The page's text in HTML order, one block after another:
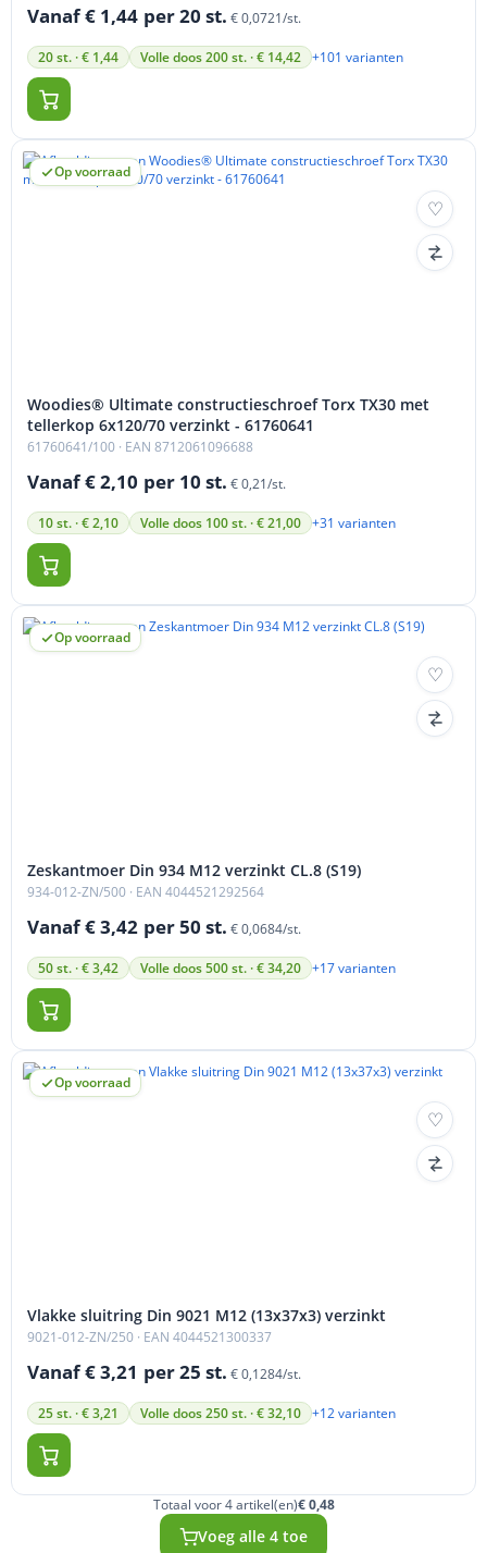
Vanaf € 1,44 per 20 st. € 0,0721/st.
20 st. · € 1,44 Volle doos 200 st. · € 14,42 +101 varianten
Op voorraad
Woodies® Ultimate constructieschroef Torx TX30 met
tellerkop 6x120/70 verzinkt - 61760641
61760641/100 · EAN 8712061096688
Vanaf € 2,10 per 10 st. € 0,21/st.
10 st. · € 2,10 Volle doos 100 st. · € 21,00 +31 varianten
Op voorraad
Zeskantmoer Din 934 M12 verzinkt CL.8 (S19)
934-012-ZN/500 · EAN 4044521292564
Vanaf € 3,42 per 50 st. € 0,0684/st.
50 st. · € 3,42 Volle doos 500 st. · € 34,20 +17 varianten
Op voorraad
Vlakke sluitring Din 9021 M12 (13x37x3) verzinkt
9021-012-ZN/250 · EAN 4044521300337
Vanaf € 3,21 per 25 st. € 0,1284/st.
25 st. · € 3,21 Volle doos 250 st. · € 32,10 +12 varianten
Totaal voor 4 artikel(en)€ 0,48
Voeg alle 4 toe